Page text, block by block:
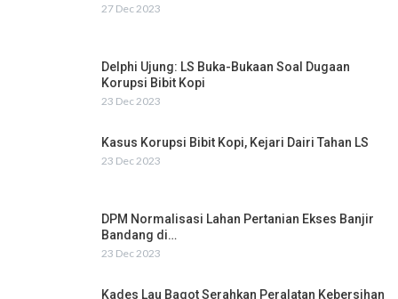
27 Dec 2023
Delphi Ujung: LS Buka-Bukaan Soal Dugaan
Korupsi Bibit Kopi
23 Dec 2023
Kasus Korupsi Bibit Kopi, Kejari Dairi Tahan LS
23 Dec 2023
DPM Normalisasi Lahan Pertanian Ekses Banjir
Bandang di…
23 Dec 2023
Kades Lau Bagot Serahkan Peralatan Kebersihan